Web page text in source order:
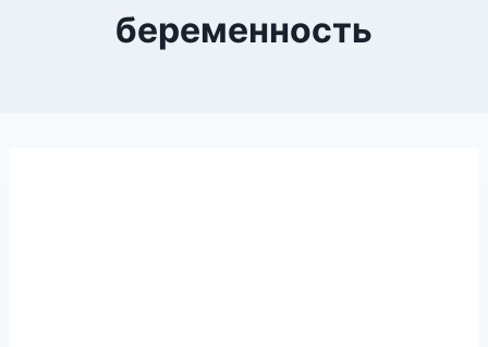
беременность